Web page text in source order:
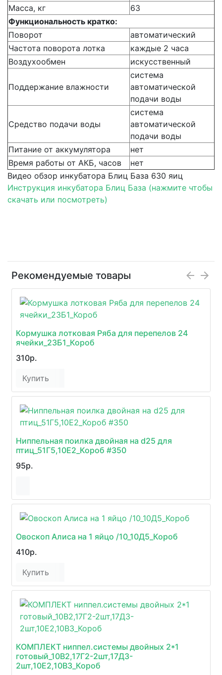
Масса, кг
63
Функциональность кратко:
Поворот
автоматический
Частота поворота лотка
каждые 2 часа
Воздухообмен
искусственный
Поддержание влажности
система
автоматической
подачи воды
Средство подачи воды
система
автоматической
подачи воды
Питание от аккумулятора
нет
Время работы от АКБ, часов
нет
Видео обзор инкубатора Блиц База 630 яиц
Инструкция инкубатора Блиц База (нажмите чтобы
скачать или посмотреть)
Рекомендуемые товары
Кормушка лотковая Ряба для перепелов 24
ячейки_23Б1_Короб
310р.
Купить
Ниппельная поилка двойная на d25 для
птиц_51Г5,10Е2_Короб #350
95р.
Овоскоп Алиса на 1 яйцо /10_10Д5_Короб
410р.
Купить
КОМПЛЕКТ ниппел.системы двойных 2*1
готовый_10В2,17Г2-2шт,17Д3-
2шт,10Е2,10В3_Короб